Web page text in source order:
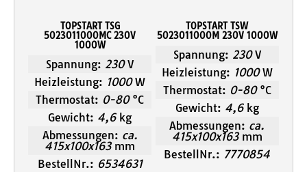
TOPSTART TSG
5023011000MC 230V
1000W
Spannung: 230 V
Heizleistung: 1000 W
Thermostat: 0-80 °C
Gewicht: 4,6 kg
Abmessungen: ca.
415x100x163 mm
BestellNr.: 6534631
TOPSTART TSW
5023011000M 230V 1000W
Spannung: 230 V
Heizleistung: 1000 W
Thermostat: 0-80 °C
Gewicht: 4,6 kg
Abmessungen: ca.
415x100x163 mm
BestellNr.: 7770854